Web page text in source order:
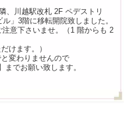
、川越駅改札 2F ペデストリ
」3階に移転開院致しました。
意下さいませ。（1 階からも 2
けます。）
変わりませんので
までお願い致します。